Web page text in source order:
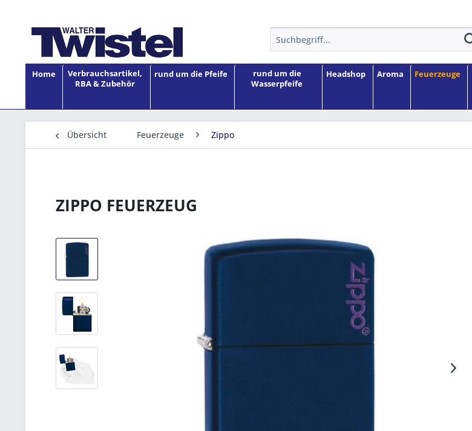
Home
Verbrauchsartikel,
RBA & Zubehör
rund um die Pfeife
rund um die
Wasserpfeife
Headshop Aroma Feuerzeuge
Übersicht Feuerzeuge Zippo
ZIPPO FEUERZEUG